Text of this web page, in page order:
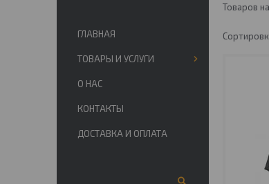
ГЛАВНАЯ
ТОВАРЫ И УСЛУГИ
О НАС
КОНТАКТЫ
ДОСТАВКА И ОПЛАТА